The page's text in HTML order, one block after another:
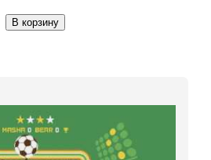
В корзину